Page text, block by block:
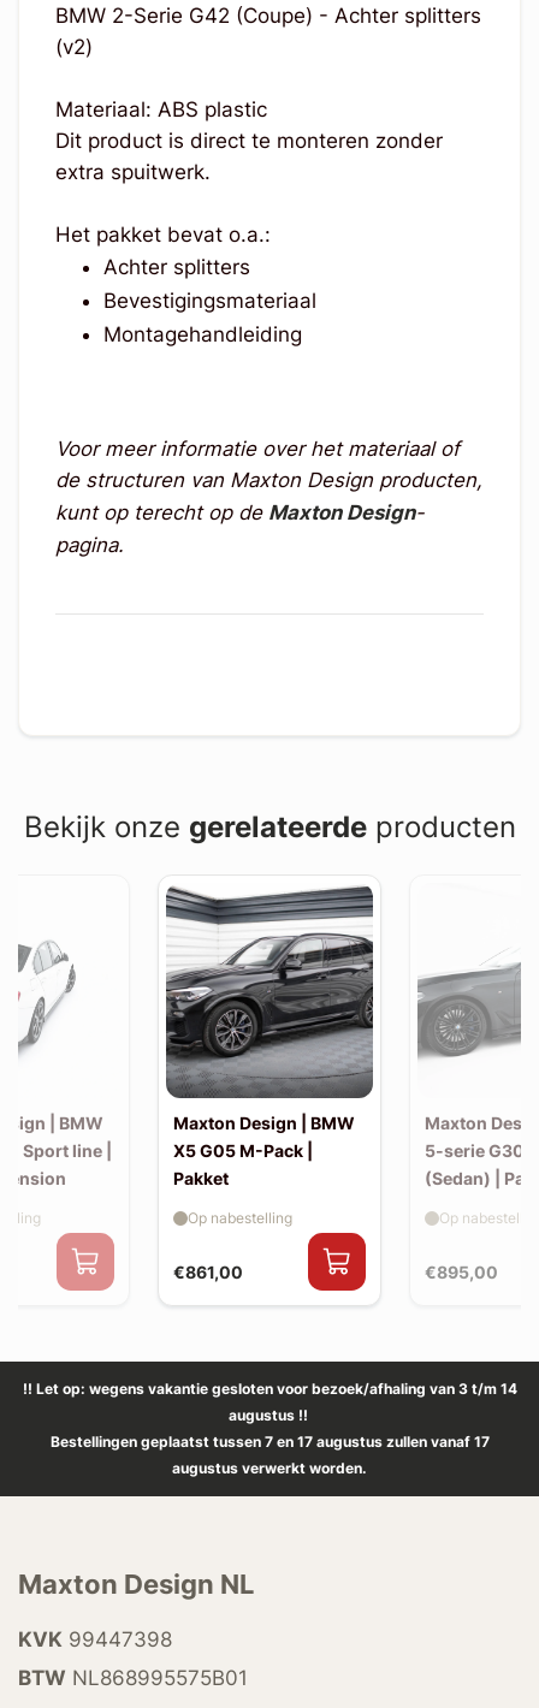
BMW 2-Serie G42 (Coupe) - Achter splitters
(v2)
Materiaal: ABS plastic
Dit product is direct te monteren zonder
extra spuitwerk.
Het pakket bevat o.a.:
Achter splitters
Bevestigingsmateriaal
Montagehandleiding
Voor meer informatie over het materiaal of
de structuren van Maxton Design producten,
kunt op terecht op de Maxton Design-
pagina.
Bekijk onze gerelateerdeproducten
| BMW
Sport line |
Maxton Design | BMW
X5 G05 M-Pack |
Pakket
€861,00
Op nabestelling
Maxton
5-serie G30
(Sedan) |
€895,00
Op
!! Let op: wegens vakantie gesloten voor bezoek/afhaling van 3 t/m 14
augustus !!
Bestellingen geplaatst tussen 7 en 17 augustus zullen vanaf 17
augustus verwerkt worden.
Maxton Design NL
KVK 99447398
BTW NL868995575B01